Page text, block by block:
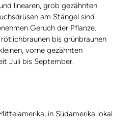
linearen, grob gezähnten
am Stängel sind
Geruch der Pflanze.
bis grünbraunen
vorne gezähnten
Juli bis September.
in Südamerika lokal